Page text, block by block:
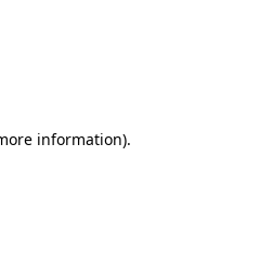
information).